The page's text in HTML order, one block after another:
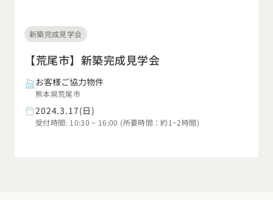
新築完成見学会
【荒尾市】新築完成見学会
お客様ご協力物件
熊本県荒尾市
2024.3.17(日)
受付時間: 10:30 ~ 16:00 (所要時間：約1~2時間)